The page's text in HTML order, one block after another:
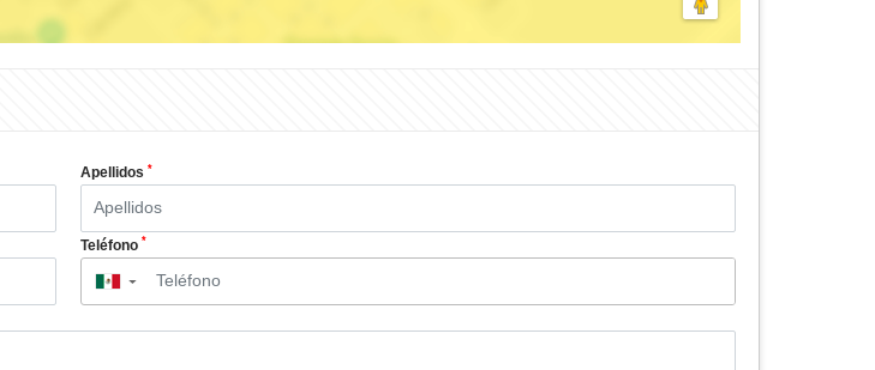
Apellidos *
Teléfono *
▼